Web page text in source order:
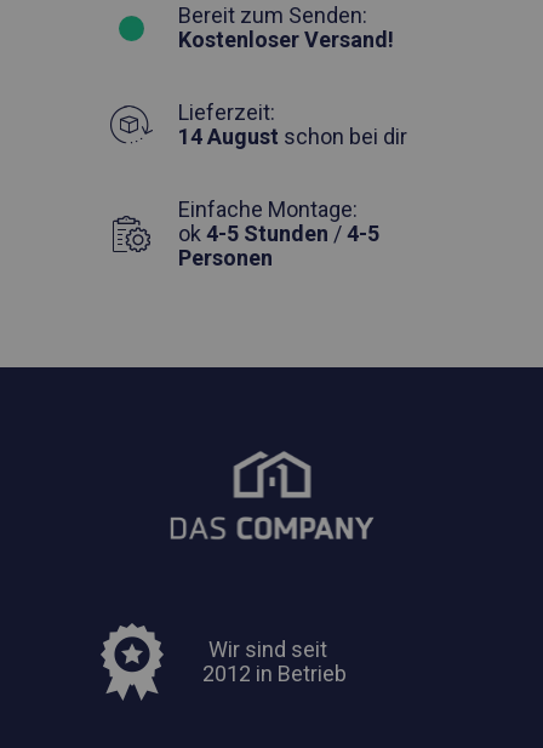
Bereit zum Senden:
Kostenloser Versand!
Lieferzeit:
14 August schon bei dir
Einfache Montage:
ok 4-5 Stunden /4-5
Personen
Wir sind seit
2012 in Betrieb